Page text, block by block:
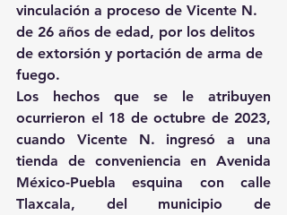
vinculación a proceso de Vicente N.
de 26 años de edad, por los delitos
de extorsión y portación de arma de
fuego.
Los hechos que se le atribuyen
ocurrieron el 18 de octubre de 2023,
cuando Vicente N. ingresó a una
tienda de conveniencia en Avenida
México-Puebla esquina con calle
Tlaxcala, del municipio de